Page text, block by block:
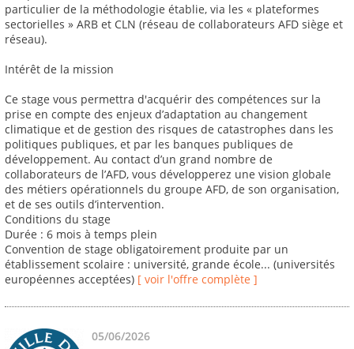
particulier de la méthodologie établie, via les « plateformes
sectorielles » ARB et CLN (réseau de collaborateurs AFD siège et
réseau).
Intérêt de la mission
Ce stage vous permettra d'acquérir des compétences sur la
prise en compte des enjeux d’adaptation au changement
climatique et de gestion des risques de catastrophes dans les
politiques publiques, et par les banques publiques de
développement. Au contact d’un grand nombre de
collaborateurs de l’AFD, vous développerez une vision globale
des métiers opérationnels du groupe AFD, de son organisation,
et de ses outils d’intervention.
Conditions du stage
Durée : 6 mois à temps plein
Convention de stage obligatoirement produite par un
établissement scolaire : université, grande école... (universités
européennes acceptées) [ voir l'offre complète ]
05/06/2026